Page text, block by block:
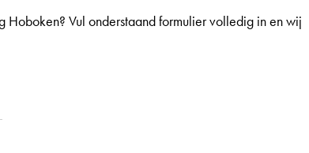
Hoboken? Vul onderstaand formulier volledig in en wij